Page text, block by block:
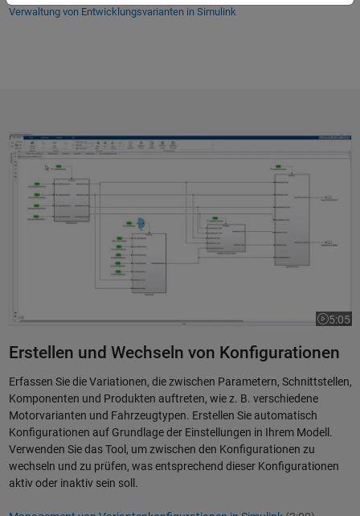
Verwaltung von Entwicklungsvarianten in Simulink
Verwendung des Variant Manager in Simulink, Teil 1
5:05
Dauer
Erstellen und Wechseln von Konfigurationen
Erfassen Sie die Variationen, die zwischen Parametern, Schnittstellen,
Komponenten und Produkten auftreten, wie z. B. verschiedene
Motorvarianten und Fahrzeugtypen. Erstellen Sie automatisch
Konfigurationen auf Grundlage der Einstellungen in Ihrem Modell.
Verwenden Sie das Tool, um zwischen den Konfigurationen zu
wechseln und zu prüfen, was entsprechend dieser Konfigurationen
aktiv oder inaktiv sein soll.